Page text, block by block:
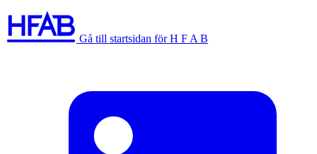
Gå till startsidan för H F A B